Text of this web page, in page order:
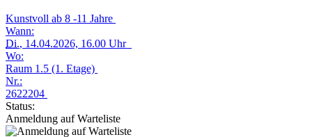
Kunstvoll ab 8 -11 Jahre
Wann:
Di., 14.04.2026, 16.00 Uhr
Wo:
Raum 1.5 (1. Etage)
Nr.:
2622204
Status:
Anmeldung auf Warteliste